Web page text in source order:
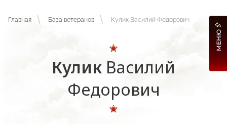
Главная База ветеранов Кулик Василий Федорович
Кулик Василий
Федорович
МЕНЮ